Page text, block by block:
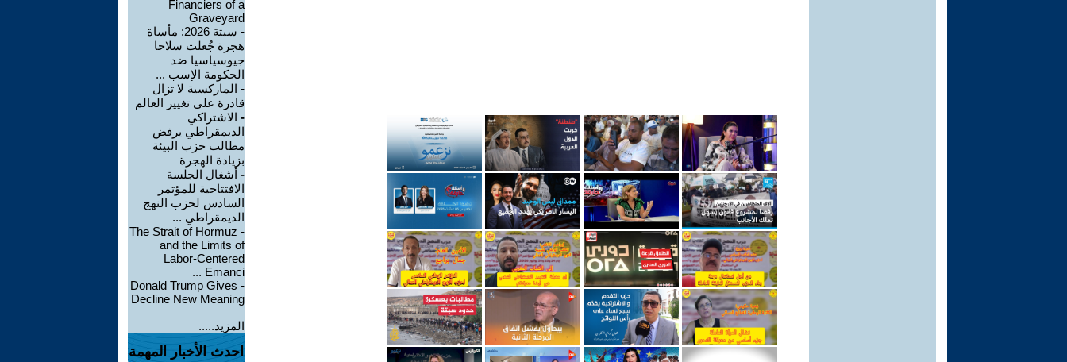
Financiers of a
Graveyard
-
سبتة 2026: مأساة
هجرة جُعلت سلاحا
جيوسياسيا ضد
الحكومة الإسب ...
- الماركسية لا تزال
قادرة على تغيير العالم
- الاشتراكي
الديمقراطي يرفض
مطالب حزب البيئة
بزيادة الهجرة
- أشغال الجلسة
الافتتاحية للمؤتمر
السادس لحزب النهج
الديمقراطي ...
-
The Strait of Hormuz
and the Limits of
Labor-Centered
Emanci ...
-
Donald Trump Gives
Decline New Meaning
المزيد.....
احدث الأخبار المهمة